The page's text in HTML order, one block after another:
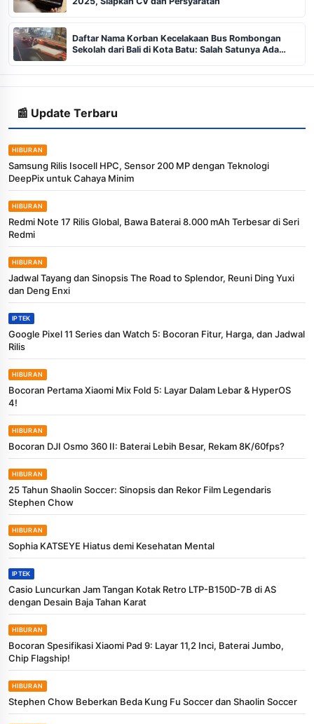
Daftar Nama Korban Kecelakaan Bus Rombongan
Sekolah dari Bali di Kota Batu: Salah Satunya Ada
📰 Update Terbaru
HIBURAN
Samsung Rilis Isocell HPC, Sensor 200 MP dengan Teknologi
DeepPix untuk Cahaya Minim
HIBURAN
Redmi Note 17 Rilis Global, Bawa Baterai 8.000 mAh Terbesar di Seri
Redmi
HIBURAN
Jadwal Tayang dan Sinopsis The Road to Splendor, Reuni Ding Yuxi
dan Deng Enxi
IPTEK
Google Pixel 11 Series dan Watch 5: Bocoran Fitur, Harga, dan Jadwal
Rilis
HIBURAN
Bocoran Pertama Xiaomi Mix Fold 5: Layar Dalam Lebar & HyperOS
4!
HIBURAN
Bocoran DJI Osmo 360 II: Baterai Lebih Besar, Rekam 8K/60fps?
HIBURAN
25 Tahun Shaolin Soccer: Sinopsis dan Rekor Film Legendaris
Stephen Chow
HIBURAN
Sophia KATSEYE Hiatus demi Kesehatan Mental
IPTEK
Casio Luncurkan Jam Tangan Kotak Retro LTP-B150D-7B di AS
dengan Desain Baja Tahan Karat
HIBURAN
Bocoran Spesifikasi Xiaomi Pad 9: Layar 11,2 Inci, Baterai Jumbo,
Chip Flagship!
HIBURAN
Stephen Chow Beberkan Beda Kung Fu Soccer dan Shaolin Soccer